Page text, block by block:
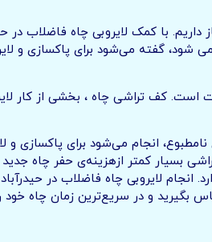
با کمک لایروبی چاه فاضلاب در
شود، گفته می‌شود برای پاکسازی و
است. کف تراشی چاه ، بخشی از کار
انجام می‌شود برای پاکسازی و
بسیار کمتر ازهزینه‌ی حفر چاه
انجام لایروبی چاه فاضلاب در
و در سریع‌ترین زمان چاه خود